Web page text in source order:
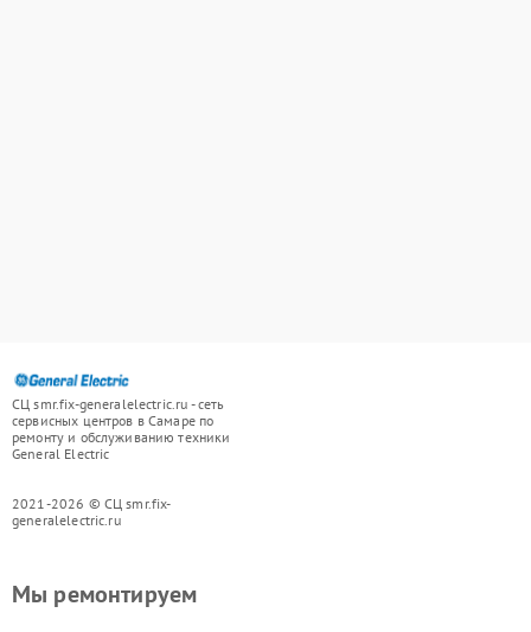
СЦ smr.fix-generalelectric.ru - сеть
сервисных центров в Самаре по
ремонту и обслуживанию техники
General Electric
2021-2026 © СЦ smr.fix-
generalelectric.ru
Мы ремонтируем